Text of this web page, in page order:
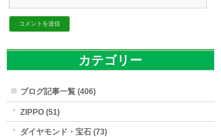
カテゴリー
ブログ記事一覧 (406)
ZIPPO (51)
ダイヤモンド・宝石 (73)